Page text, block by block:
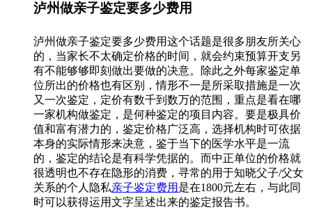
泸州做亲子鉴定要多少费用
泸州做亲子鉴定要多少费用这个话题是很多朋友所关心
的，当家长不太确定价格的时间，就会约束预算开支另
有不能够够即刻做出要做的决意。除此之外每家鉴定单
位所出的价格也有区别，情形不一是所采取措施是一次
又一次鉴定，定价有数千到数万的范围，重点是看在哪
一家机构做鉴定，是何种鉴定的项目内容。要是极具价
值和富有潜力的，鉴定价格广泛高，选择机构时可依据
本身的实际情形来决意，鉴于当下的医学水平是一流
的，鉴定的结论是有科学凭据的。而中正单位的价格就
很透明也不存在隐形的消费，寻常的用于知晓父子/父女
关系的个人隐私亲子鉴定费用 是在1800元左右，与此同
时可以获得运用文字呈述出来的鉴定报告书。